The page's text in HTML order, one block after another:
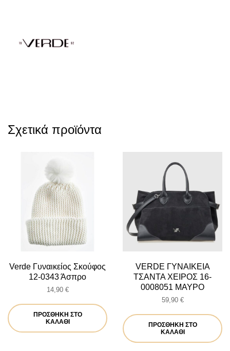
Σχετικά προϊόντα
Verde Γυναικείος Σκούφος
12-0343 Άσπρο
14,90 €
ΠΡΟΣΘΉΚΗ ΣΤΟ
ΚΑΛΆΘΙ
VERDE ΓΥΝΑΙΚΕΙΑ
ΤΣΑΝΤΑ ΧΕΙΡΟΣ 16-
0008051 ΜΑΥΡΟ
59,90 €
ΠΡΟΣΘΉΚΗ ΣΤΟ
ΚΑΛΆΘΙ